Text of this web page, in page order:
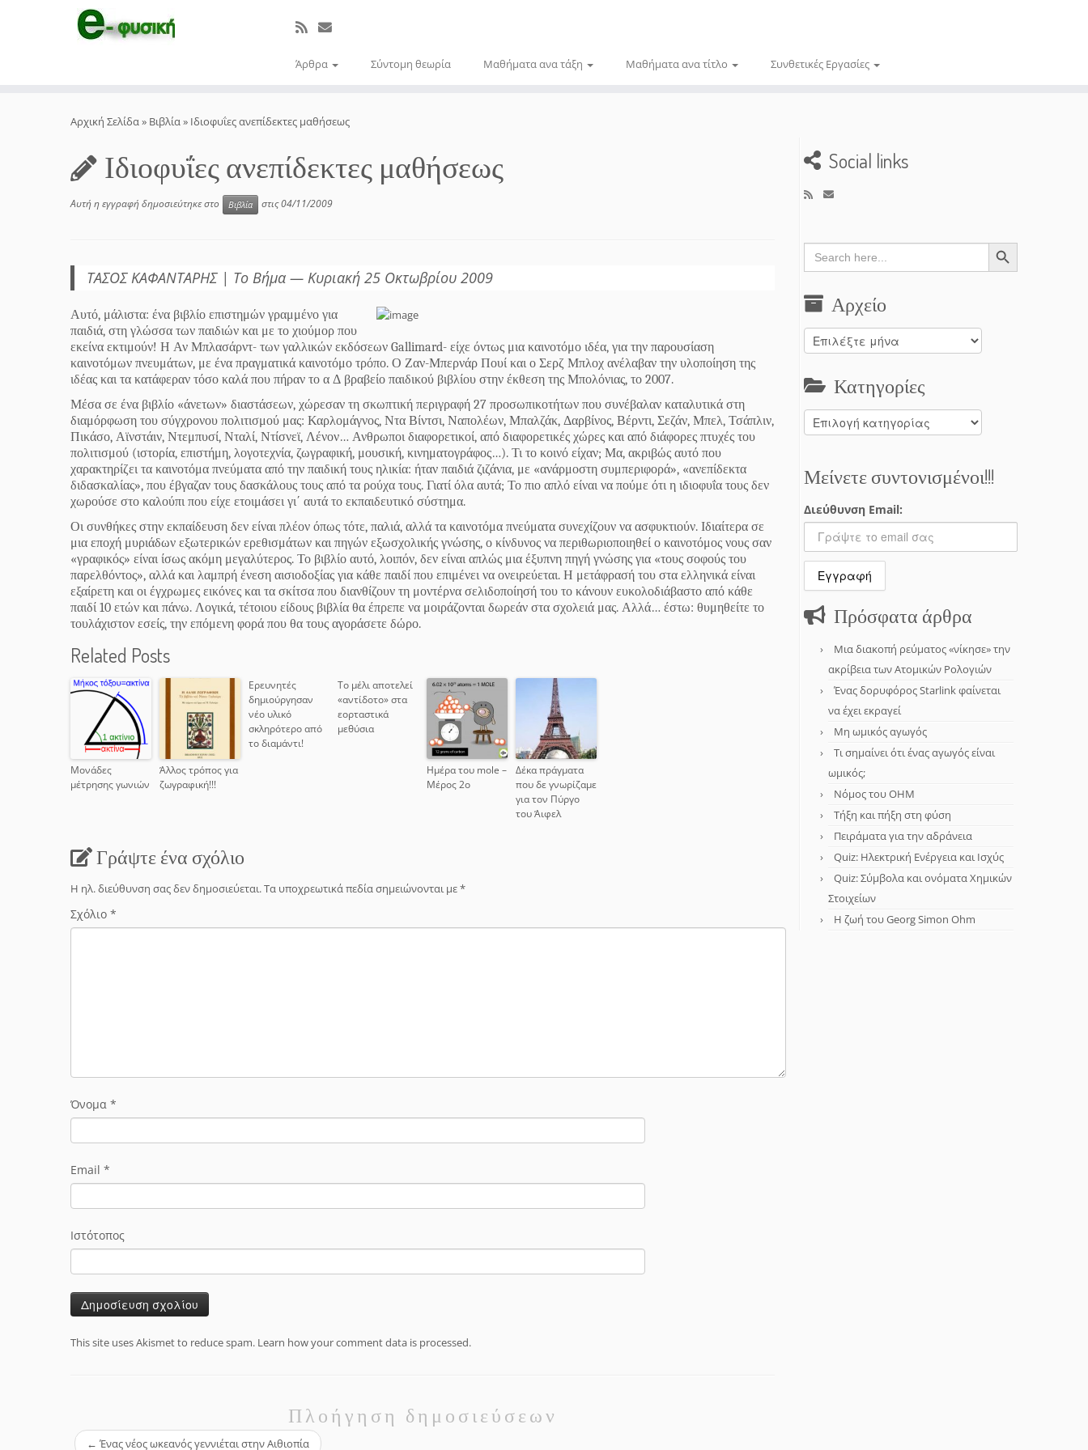
Άρθρα Σύντομη θεωρία Μαθήματα ανα τάξη Μαθήματα ανα τίτλο Συνθετικές Εργασίες
Αρχική Σελίδα» Βιβλία» Ιδιοφυΐες ανεπίδεκτες μαθήσεως
Ιδιοφυΐες ανεπίδεκτες μαθήσεως
Αυτή η εγγραφή δημοσιεύτηκε στο Βιβλία στις04/11/2009
ΤΑΣΟΣ ΚΑΦΑΝΤΑΡΗΣ | Το Βήμα — Κυριακή 25 Οκτωβρίου 2009
Αυτό, μάλιστα: ένα βιβλίο επιστημών γραμμένο για
παιδιά, στη γλώσσα των παιδιών και με το χιούμορ που
εκείνα εκτιμούν! Η Αν Μπλασάρντ- των γαλλικών εκδόσεων Gallimard- είχε όντως μια καινοτόμο ιδέα, για την παρουσίαση
καινοτόμων πνευμάτων, με ένα πραγματικά καινοτόμο τρόπο. Ο Ζαν-Μπερνάρ Πουί και ο Σερζ Μπλοχ ανέλαβαν την υλοποίηση της
ιδέας και τα κατάφεραν τόσο καλά που πήραν το α Δ βραβείο παιδικού βιβλίου στην έκθεση της Μπολόνιας, το 2007.
Μέσα σε ένα βιβλίο «άνετων» διαστάσεων, χώρεσαν τη σκωπτική περιγραφή 27 προσωπικοτήτων που συνέβαλαν καταλυτικά στη
διαμόρφωση του σύγχρονου πολιτισμού μας: Καρλομάγνος, Ντα Βίντσι, Ναπολέων, Μπαλζάκ, Δαρβίνος, Βέρντι, Σεζάν, Μπελ, Τσάπλιν,
Πικάσο, Αϊνστάιν, Ντεμπυσί, Νταλί, Ντίσνεϊ, Λένον… Ανθρωποι διαφορετικοί, από διαφορετικές χώρες και από διάφορες πτυχές του
πολιτισμού (ιστορία, επιστήμη, λογοτεχνία, ζωγραφική, μουσική, κινηματογράφος…). Τι το κοινό είχαν; Μα, ακριβώς αυτό που
χαρακτηρίζει τα καινοτόμα πνεύματα από την παιδική τους ηλικία: ήταν παιδιά ζιζάνια, με «ανάρμοστη συμπεριφορά», «ανεπίδεκτα
διδασκαλίας», που έβγαζαν τους δασκάλους τους από τα ρούχα τους. Γιατί όλα αυτά; Το πιο απλό είναι να πούμε ότι η ιδιοφυΐα τους δεν
χωρούσε στο καλούπι που είχε ετοιμάσει γι΄ αυτά το εκπαιδευτικό σύστημα.
Οι συνθήκες στην εκπαίδευση δεν είναι πλέον όπως τότε, παλιά, αλλά τα καινοτόμα πνεύματα συνεχίζουν να ασφυκτιούν. Ιδιαίτερα σε
μια εποχή μυριάδων εξωτερικών ερεθισμάτων και πηγών εξωσχολικής γνώσης, ο κίνδυνος να περιθωριοποιηθεί ο καινοτόμος νους σαν
«γραφικός» είναι ίσως ακόμη μεγαλύτερος. Το βιβλίο αυτό, λοιπόν, δεν είναι απλώς μια έξυπνη πηγή γνώσης για «τους σοφούς του
παρελθόντος», αλλά και λαμπρή ένεση αισιοδοξίας για κάθε παιδί που επιμένει να ονειρεύεται. Η μετάφρασή του στα ελληνικά είναι
εξαίρετη και οι έγχρωμες εικόνες και τα σκίτσα που διανθίζουν τη μοντέρνα σελιδοποίησή του το κάνουν ευκολοδιάβαστο από κάθε
παιδί 10 ετών και πάνω. Λογικά, τέτοιου είδους βιβλία θα έπρεπε να μοιράζονται δωρεάν στα σχολειά μας. Αλλά… έστω: θυμηθείτε το
τουλάχιστον εσείς, την επόμενη φορά που θα τους αγοράσετε δώρο.
Related Posts
Μονάδες
μέτρησης γωνιών
Άλλος τρόπος για
ζωγραφική!!!
Ερευνητές
δημιούργησαν
νέο υλικό
σκληρότερο από
το διαμάντι!
Το μέλι αποτελεί
«αντίδοτο» στα
εορταστικά
μεθύσια
Ημέρα του mole –
Μέρος 2ο
Δέκα πράγματα
που δε γνωρίζαμε
για τον Πύργο
του Άιφελ
Γράψτε ένα σχόλιο
Η ηλ. διεύθυνση σας δεν δημοσιεύεται.Τα υποχρεωτικά πεδία σημειώνονται με*
Σχόλιο *
Όνομα *
Email *
Ιστότοπος
This site uses Akismet to reduce spam. Learn how your comment data is processed.
Πλοήγηση δημοσιεύσεων
← Ένας νέος ωκεανός γεννιέται στην Αιθιοπία
Social links
Search
for:
Search Button
Αρχείο
Αρχείο
Κατηγορίες
Κατηγορίες
Μείνετε συντονισμένοι!!!
Διεύθυνση Email:
Πρόσφατα άρθρα
Μια διακοπή ρεύματος «νίκησε» την
ακρίβεια των Ατομικών Ρολογιών
Ένας δορυφόρος Starlink φαίνεται
να έχει εκραγεί
Μη ωμικός αγωγός
Τι σημαίνει ότι ένας αγωγός είναι
ωμικός;
Νόμος του OHM
Τήξη και πήξη στη φύση
Πειράματα για την αδράνεια
Quiz: Ηλεκτρική Ενέργεια και Ισχύς
Quiz: Σύμβολα και ονόματα Χημικών
Στοιχείων
Η ζωή του Georg Simon Ohm